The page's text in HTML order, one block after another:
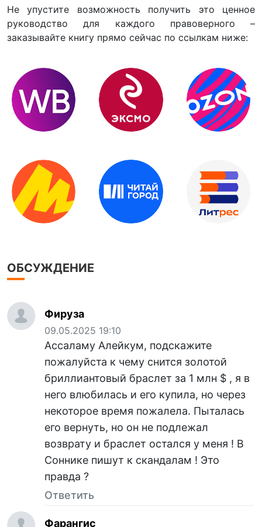
Не упустите возможность получить это ценное
руководство для каждого правоверного –
заказывайте книгу прямо сейчас по ссылкам ниже:
ОБСУЖДЕНИЕ
Фируза
09.05.2025 19:10
Ассаламу Алейкум, подскажите
пожалуйста к чему снится золотой
бриллиантовый браслет за 1 млн $ , я в
него влюбилась и его купила, но через
некоторое время пожалела. Пыталась
его вернуть, но он не подлежал
возврату и браслет остался у меня ! В
Соннике пишут к скандалам ! Это
правда ?
Ответить
Фарангис